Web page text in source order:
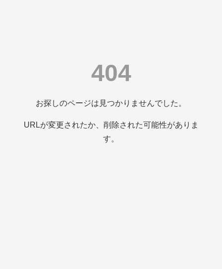
404
お探しのページは見つかりませんでした。
URLが変更されたか、削除された可能性がありま
す。